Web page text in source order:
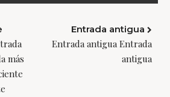
más
Entrada antigua
Entrada antigua Entrada
antigua